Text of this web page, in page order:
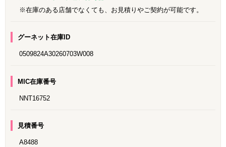
※在庫のある店舗でなくても、お見積りやご契約が可能です。
グーネット在庫ID
0509824A30260703W008
MIC在庫番号
NNT16752
見積番号
A8488